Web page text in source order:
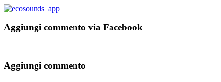
Aggiungi commento via Facebook
Aggiungi commento